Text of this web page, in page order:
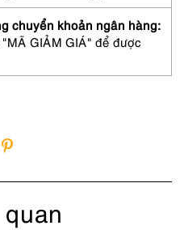
chuyển khoản ngân hàng:
GIẢM GIÁ" để được